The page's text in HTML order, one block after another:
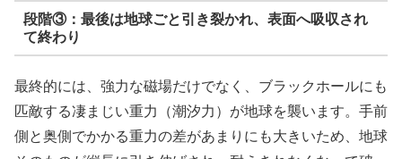
段階③：最後は地球ごと引き裂かれ、表面へ吸収され
て終わり
最終的には、強力な磁場だけでなく、ブラックホールにも
匹敵する凄まじい重力（潮汐力）が地球を襲います。手前
側と奥側でかかる重力の差があまりにも大きいため、地球